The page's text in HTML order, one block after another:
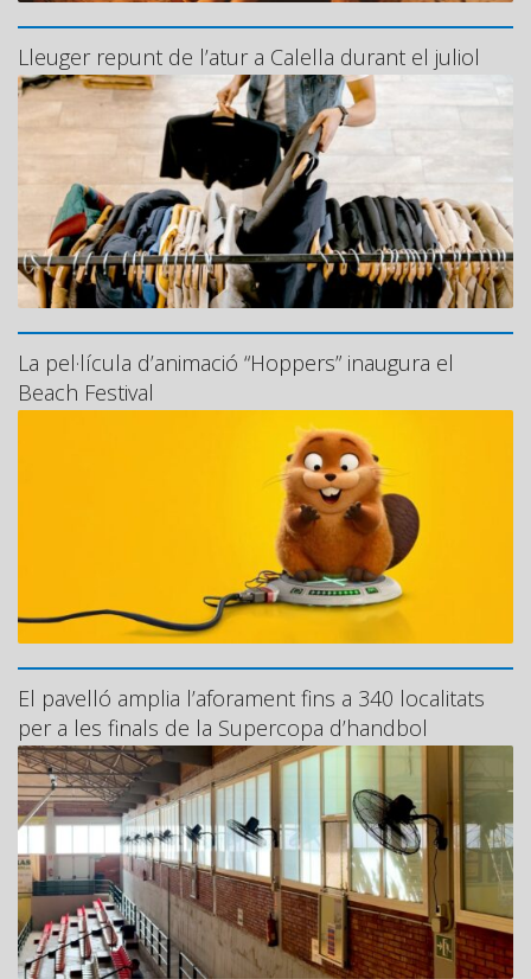
Lleuger repunt de l’atur a Calella durant el juliol
La pel·lícula d’animació “Hoppers” inaugura el
Beach Festival
El pavelló amplia l’aforament fins a 340 localitats
per a les finals de la Supercopa d’handbol